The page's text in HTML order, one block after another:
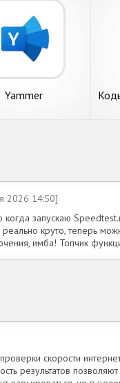
Yammer
2026 14:50]
запускаю
круто, теперь
имба! Топчик
скорости
результатов